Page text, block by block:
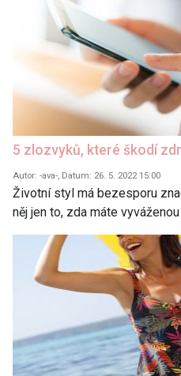
5 zlozvyků, které škodí
Autor: -ava-, Datum: 26. 5. 2022 15:00
Životní styl má bezesporu
něj jen to, zda máte